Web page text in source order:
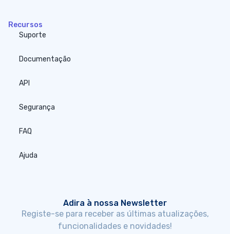
Recursos
Suporte
Documentação
API
Segurança
FAQ
Ajuda
Adira à nossa Newsletter
Registe-se para receber as últimas atualizações,
funcionalidades e novidades!